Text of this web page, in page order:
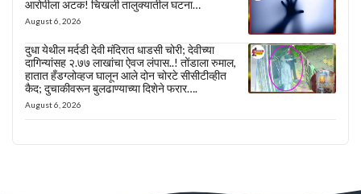
आरोपीला अटक! चिखली तालुक्यातील घटना…
August 6, 2026
दुधा येथील मर्दडी देवी मंदिरात धाडसी चोरी; देवीच्या
दागिन्यांसह २.७७ लाखांचा ऐवज लंपास..! तोंडाला रुमाल,
हातात हँडग्लोव्हज घालून आले दोन चोरटे सीसीटीव्हीत
कैद; दुचाकीवरून बुलढाण्याच्या दिशेने फरार….
August 6, 2026